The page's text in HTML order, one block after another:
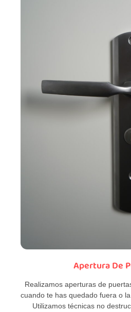
Apertura De
Realizamos aperturas de
cuando te has quedado fuera o
Utilizamos técnicas no